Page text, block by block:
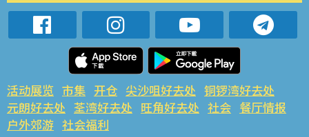
活动展览 市集 开仓 尖沙咀好去处 铜锣湾好去处
元朗好去处 荃湾好去处 旺角好去处 社会 餐厅情报
户外郊游 社会福利